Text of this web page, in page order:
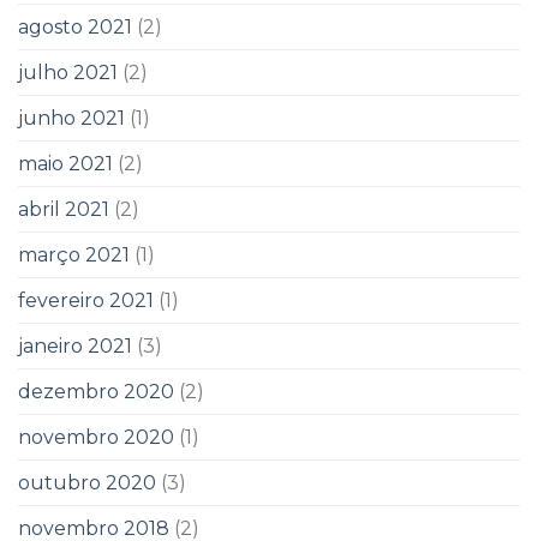
agosto 2021 (2)
julho 2021 (2)
junho 2021 (1)
maio 2021 (2)
abril 2021 (2)
março 2021 (1)
fevereiro 2021 (1)
janeiro 2021 (3)
dezembro 2020 (2)
novembro 2020 (1)
outubro 2020 (3)
novembro 2018 (2)